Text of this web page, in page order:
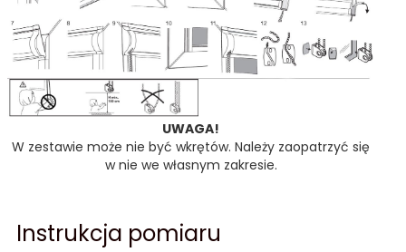
2202
2204
UWAGA!
W zestawie może nie być wkrętów. Należy zaopatrzyć się
w nie we własnym zakresie.
Instrukcja pomiaru